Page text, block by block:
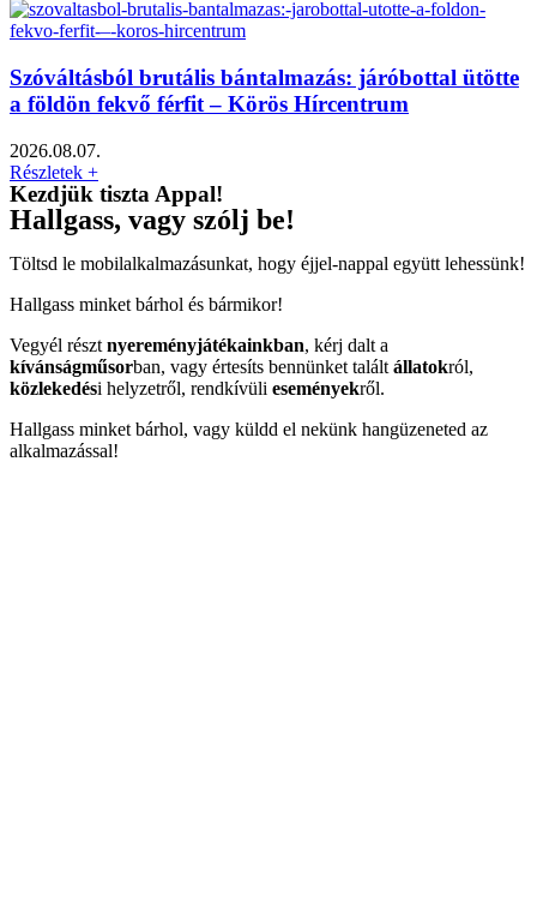
Szóváltásból brutális bántalmazás: járóbottal ütötte
a földön fekvő férfit – Körös Hírcentrum
2026.08.07.
Részletek +
Kezdjük tiszta Appal!
Hallgass, vagy szólj be!
Töltsd le mobilalkalmazásunkat, hogy éjjel-nappal együtt lehessünk!
Hallgass minket bárhol és bármikor!
Vegyél részt nyereményjátékainkban, kérj dalt a
kívánságműsorban, vagy értesíts bennünket talált állatokról,
közlekedési helyzetről, rendkívüli eseményekről.
Hallgass minket bárhol, vagy küldd el nekünk hangüzeneted az
alkalmazással!